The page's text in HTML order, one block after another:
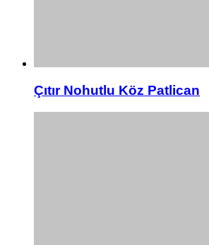
Çıtır Nohutlu Köz Patlican